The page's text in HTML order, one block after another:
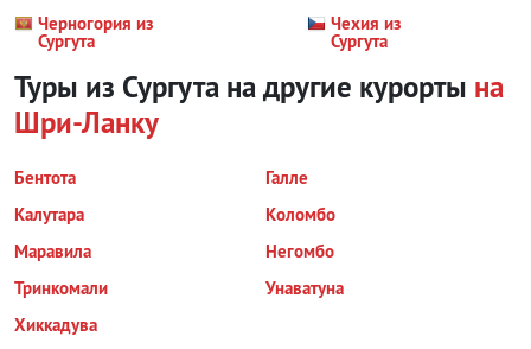
Черногория из
Сургута
Чехия из
Сургута
Туры из Сургута на другие курорты на
Шри-Ланку
Бентота
Галле
Калутара
Коломбо
Маравила
Негомбо
Тринкомали
Унаватуна
Хиккадува